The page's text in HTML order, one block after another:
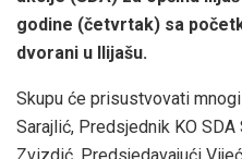
godine (četvrtak) sa
dvorani u Ilijašu.
Skupu će prisustvovati
Sarajlić, Predsjednik KO SDA